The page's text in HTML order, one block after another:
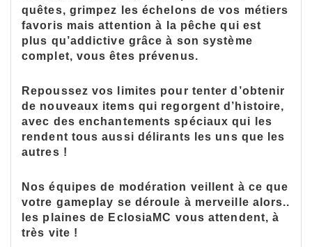
quêtes, grimpez les échelons de vos métiers
favoris mais attention à la pêche qui est
plus qu’addictive grâce à son système
complet, vous êtes prévenus.
Repoussez vos limites pour tenter d’obtenir
de nouveaux items qui regorgent d’histoire,
avec des enchantements spéciaux qui les
rendent tous aussi délirants les uns que les
autres !
Nos équipes de modération veillent à ce que
votre gameplay se déroule à merveille alors..
les plaines de EclosiaMC vous attendent, à
très vite !